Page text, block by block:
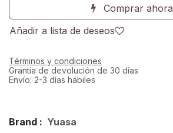
Comprar ahora
Añadir a lista de deseos
Términos y condiciones
Grantía de devolución de 30 días
Envío: 2-3 días hábiles
Brand : Yuasa